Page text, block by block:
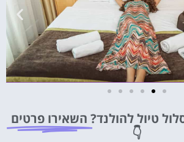
טיול להולנד? השאירו פרטים
👇